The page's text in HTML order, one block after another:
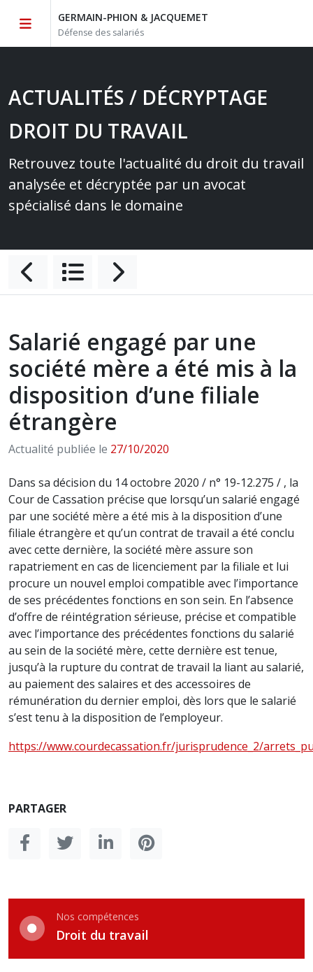
GERMAIN-PHION & JACQUEMET
Défense des salariés
ACTUALITÉS / DÉCRYPTAGE
DROIT DU TRAVAIL
Retrouvez toute l'actualité du droit du travail
analysée et décryptée par un avocat
spécialisé dans le domaine
Salarié engagé par une
société mère a été mis à la
disposition d’une filiale
étrangère
Actualité publiée le 27/10/2020
Dans sa décision du 14 octobre 2020 / n° 19-12.275 / , la
Cour de Cassation précise que lorsqu’un salarié engagé
par une société mère a été mis à la disposition d’une
filiale étrangère et qu’un contrat de travail a été conclu
avec cette dernière, la société mère assure son
rapatriement en cas de licenciement par la filiale et lui
procure un nouvel emploi compatible avec l’importance
de ses précédentes fonctions en son sein. En l’absence
d’offre de réintégration sérieuse, précise et compatible
avec l’importance des précédentes fonctions du salarié
au sein de la société mère, cette dernière est tenue,
jusqu’à la rupture du contrat de travail la liant au salarié,
au paiement des salaires et des accessoires de
rémunération du dernier emploi, dès lors que le salarié
s’est tenu à la disposition de l’employeur.
https://www.courdecassation.fr/jurisprudence_2/
PARTAGER
Nos compétences
Droit du travail